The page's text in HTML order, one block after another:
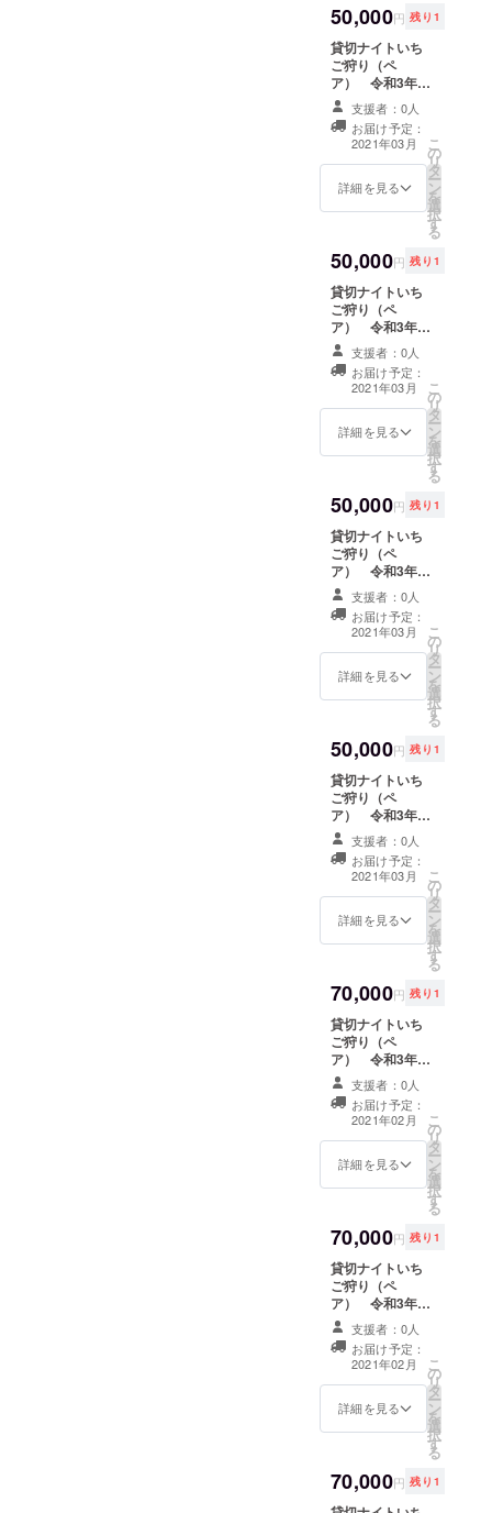
ください。
イチゴ畑は非現
実空間を演出し
てくれるでしょ
う。誰もいない
貸切ハウスで思
う存分、いちご
狩りをお楽しみ
ください。クラ
ウドファンディ
ビスとなりま
す。 ※日付と時
ください。
50,000円 残り1
貸切ナイトいち
ご狩り（ペ
ア） 令和3年3
月12日 18：00
～18：50 1組
限定 営業終了
後、貴方様だけ
のためにいちご
ハウスを貸切で
イチゴ畑は非現
実空間を演出し
てくれるでしょ
う。誰もいない
貸切ハウスで思
う存分、いちご
狩りをお楽しみ
ください。クラ
ウドファンディ
ビスとなりま
す。 ※日付と時
ください。
支援者：0人
お届け予定：
2021年03月
詳細を見る
こ
の
リ
タ
ー
ン
を
選
択
す
る
50,000円 残り1
貸切ナイトいち
ご狩り（ペ
ア） 令和3年3
月12日 19：00
～19：50 1組
限定 営業終了
後、貴方様だけ
のためにいちご
ハウスを貸切で
イチゴ畑は非現
実空間を演出し
てくれるでしょ
う。誰もいない
貸切ハウスで思
う存分、いちご
狩りをお楽しみ
ください。クラ
ウドファンディ
ビスとなりま
す。 ※日付と時
ください。
支援者：0人
お届け予定：
2021年03月
詳細を見る
こ
の
リ
タ
ー
ン
を
選
択
す
る
50,000円 残り1
貸切ナイトいち
ご狩り（ペ
ア） 令和3年3
月13日 18：00
～18：50 1組
限定 営業終了
後、貴方様だけ
のためにいちご
ハウスを貸切で
イチゴ畑は非現
実空間を演出し
てくれるでしょ
う。誰もいない
貸切ハウスで思
う存分、いちご
狩りをお楽しみ
ください。クラ
ウドファンディ
ビスとなりま
す。 ※日付と時
ください。
支援者：0人
お届け予定：
2021年03月
詳細を見る
こ
の
リ
タ
ー
ン
を
選
択
す
る
50,000円 残り1
貸切ナイトいち
ご狩り（ペ
ア） 令和3年3
月13日 19：00
～19：50 1組
限定 営業終了
後、貴方様だけ
のためにいちご
ハウスを貸切で
イチゴ畑は非現
実空間を演出し
てくれるでしょ
う。誰もいない
貸切ハウスで思
う存分、いちご
狩りをお楽しみ
ください。クラ
ウドファンディ
ビスとなりま
す。 ※日付と時
ください。
支援者：0人
お届け予定：
2021年03月
詳細を見る
こ
の
リ
タ
ー
ン
を
選
択
す
る
70,000円 残り1
貸切ナイトいち
ご狩り（ペ
ア） 令和3年2
月14日 18：00
～18：50 1組
限定 営業終了
後、貴方様だけ
のためにいちご
ハウスを貸切で
イチゴ畑は非現
実空間を演出し
てくれるでしょ
う。誰もいない
貸切ハウスで思
う存分、いちご
狩りをお楽しみ
ください。クラ
ウドファンディ
ビスとなりま
す。 ※日付と時
ください。
支援者：0人
お届け予定：
2021年02月
詳細を見る
こ
の
リ
タ
ー
ン
を
選
択
す
る
70,000円 残り1
貸切ナイトいち
ご狩り（ペ
ア） 令和3年2
月14日 19：00
～19：50 1組
限定 営業終了
後、貴方様だけ
のためにいちご
ハウスを貸切で
イチゴ畑は非現
実空間を演出し
支援者：0人
お届け予定：
2021年02月
詳細を見る
こ
の
リ
タ
ー
ン
を
選
択
す
る
70,000円 残り1